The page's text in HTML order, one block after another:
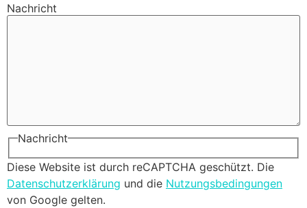
Nachricht
Nachricht
Diese Website ist durch reCAPTCHA geschützt. Die
Datenschutzerklärung und die Nutzungsbedingungen
von Google gelten.